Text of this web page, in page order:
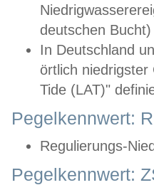
deutschen
In Deutschland
örtlich
Tide (LAT)"
Pegelkennwert:
Regulierungs-
Pegelkennwert: